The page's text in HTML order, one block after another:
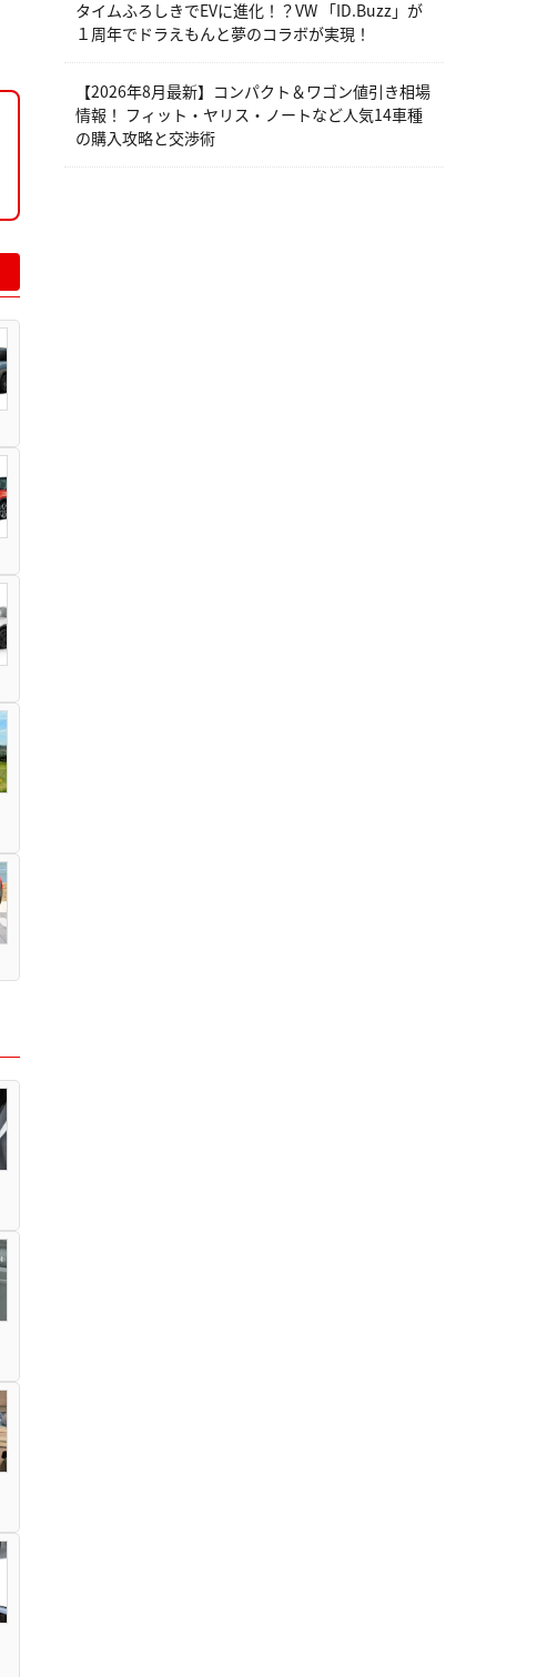
タイムふろしきでEVに進化！？VW 「ID.Buzz」が
１周年でドラえもんと夢のコラボが実現！
【2026年8月最新】コンパクト＆ワゴン値引き相場
情報！ フィット・ヤリス・ノートなど人気14車種
の購入攻略と交渉術